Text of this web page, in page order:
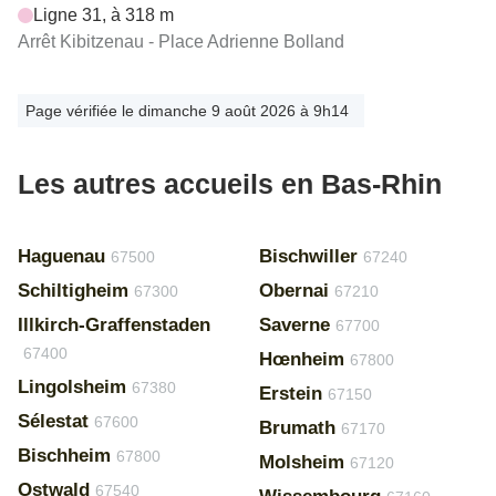
Ligne 31, à 318 m
Arrêt Kibitzenau - Place Adrienne Bolland
Page vérifiée le dimanche 9 août 2026 à 9h14
Les autres accueils en Bas-Rhin
Haguenau 67500
Schiltigheim 67300
Illkirch-Graffenstaden
67400
Lingolsheim 67380
Sélestat 67600
Bischheim 67800
Ostwald 67540
Bischwiller 67240
Obernai 67210
Saverne 67700
Hœnheim 67800
Erstein 67150
Brumath 67170
Molsheim 67120